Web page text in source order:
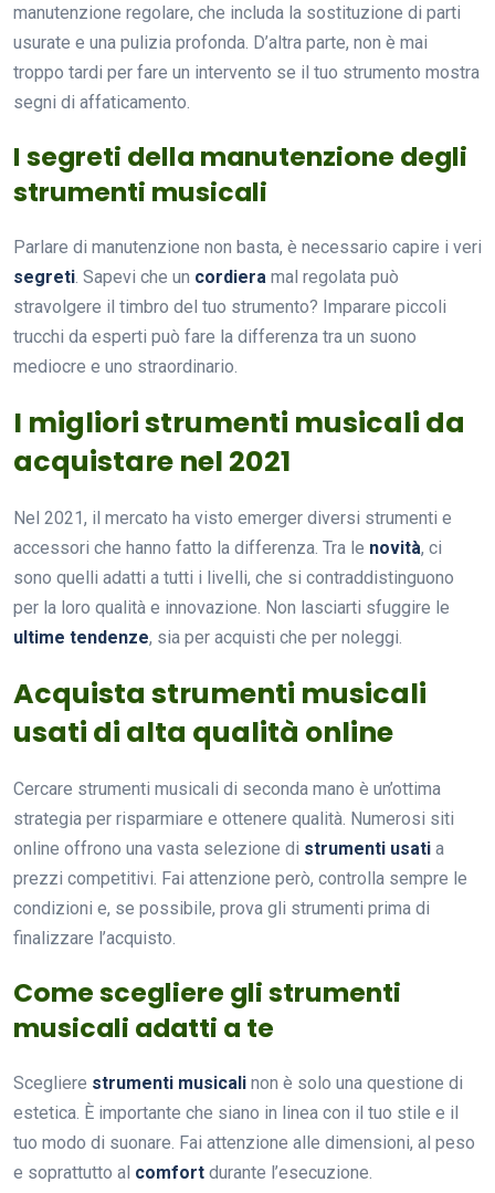
manutenzione regolare, che includa la sostituzione di parti
usurate e una pulizia profonda. D’altra parte, non è mai
troppo tardi per fare un intervento se il tuo strumento mostra
segni di affaticamento.
I segreti della manutenzione degli
strumenti musicali
Parlare di manutenzione non basta, è necessario capire i veri
segreti. Sapevi che un cordiera mal regolata può
stravolgere il timbro del tuo strumento? Imparare piccoli
trucchi da esperti può fare la differenza tra un suono
mediocre e uno straordinario.
I migliori strumenti musicali da
acquistare nel 2021
Nel 2021, il mercato ha visto emerger diversi strumenti e
accessori che hanno fatto la differenza. Tra le novità, ci
sono quelli adatti a tutti i livelli, che si contraddistinguono
per la loro qualità e innovazione. Non lasciarti sfuggire le
ultime tendenze, sia per acquisti che per noleggi.
Acquista strumenti musicali
usati di alta qualità online
Cercare strumenti musicali di seconda mano è un’ottima
strategia per risparmiare e ottenere qualità. Numerosi siti
online offrono una vasta selezione di strumenti usati a
prezzi competitivi. Fai attenzione però, controlla sempre le
condizioni e, se possibile, prova gli strumenti prima di
finalizzare l’acquisto.
Come scegliere gli strumenti
musicali adatti a te
Scegliere strumenti musicali non è solo una questione di
estetica. È importante che siano in linea con il tuo stile e il
tuo modo di suonare. Fai attenzione alle dimensioni, al peso
e soprattutto al comfort durante l’esecuzione.